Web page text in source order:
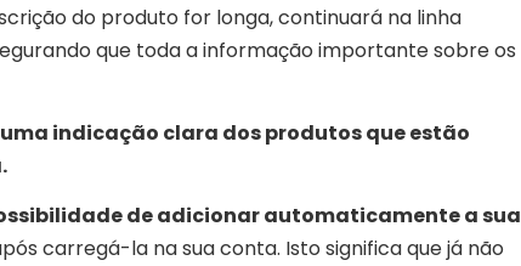
do produto for longa, continuará na linha
que toda a informação importante sobre os
indicação clara dos produtos que estão
de adicionar automaticamente a sua
carregá-la na sua conta. Isto significa que já não